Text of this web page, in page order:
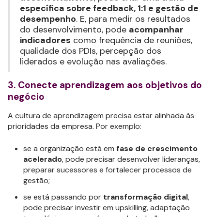
específica sobre feedback, 1:1 e gestão de
desempenho. E, para medir os resultados
do desenvolvimento, pode acompanhar
indicadores como frequência de reuniões,
qualidade dos PDIs, percepção dos
liderados e evolução nas avaliações.
3. Conecte aprendizagem aos objetivos do
negócio
A cultura de aprendizagem precisa estar alinhada às
prioridades da empresa. Por exemplo:
se a organização está em fase de crescimento
acelerado, pode precisar desenvolver lideranças,
preparar sucessores e fortalecer processos de
gestão;
se está passando por transformação digital,
pode precisar investir em upskilling, adaptação